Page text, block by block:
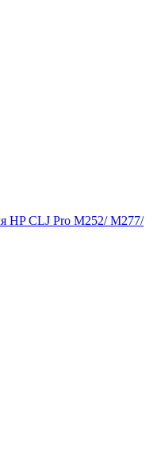
HP CLJ Pro M252/ M277/